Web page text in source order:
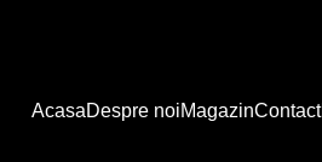
AcasaDespre noiMagazinContact